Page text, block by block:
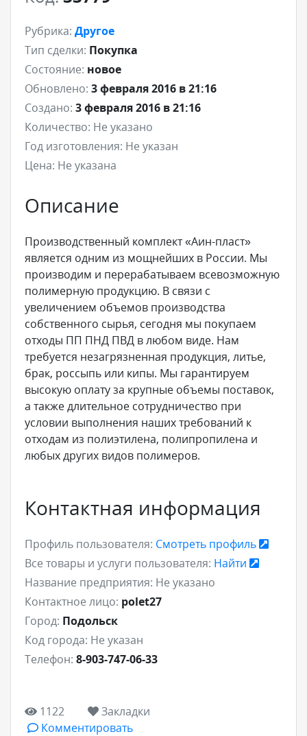
Рубрика: Другое
Тип сделки: Покупка
Состояние: новое
Обновлено: 3 февраля 2016 в 21:16
Создано: 3 февраля 2016 в 21:16
Количество: Не указано
Год изготовления: Не указан
Цена: Не указана
Описание
Производственный комплект «Аин-пласт»
является одним из мощнейших в России. Мы
производим и перерабатываем всевозможную
полимерную продукцию. В связи с
увеличением объемов производства
собственного сырья, сегодня мы покупаем
отходы ПП ПНД ПВД в любом виде. Нам
требуется незагрязненная продукция, литье,
брак, россыпь или кипы. Мы гарантируем
высокую оплату за крупные объемы поставок,
а также длительное сотрудничество при
условии выполнения наших требований к
отходам из полиэтилена, полипропилена и
любых других видов полимеров.
Контактная информация
Профиль пользователя: Смотреть профиль
Все товары и услуги пользователя: Найти
Название предприятия: Не указано
Контактное лицо: polet27
Город: Подольск
Код города: Не указан
Телефон: 8-903-747-06-33
1122
Закладки
Комментировать